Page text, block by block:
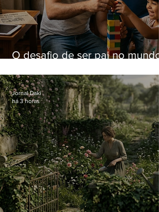
O desafio de ser pai no mundo
Jornal Daki
há 3 horas